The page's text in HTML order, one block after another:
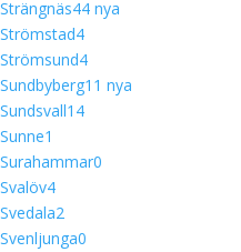
Strängnäs44 nya
Strömstad4
Strömsund4
Sundbyberg1 1 nya
Sundsvall14
Sunne1
Surahammar0
Svalöv4
Svedala2
Svenljunga0